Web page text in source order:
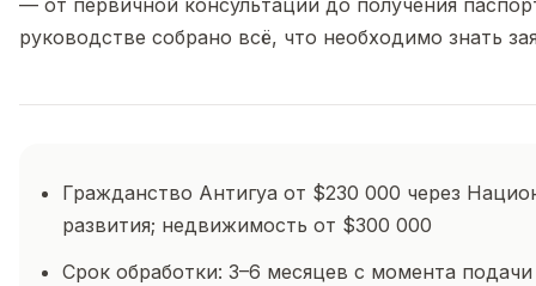
— от первичной консультации до получения
руководстве собрано всё, что необходимо знать
Гражданство Антигуа от $230 000 через
развития; недвижимость от $300 000
Срок обработки: 3–6 месяцев с момента